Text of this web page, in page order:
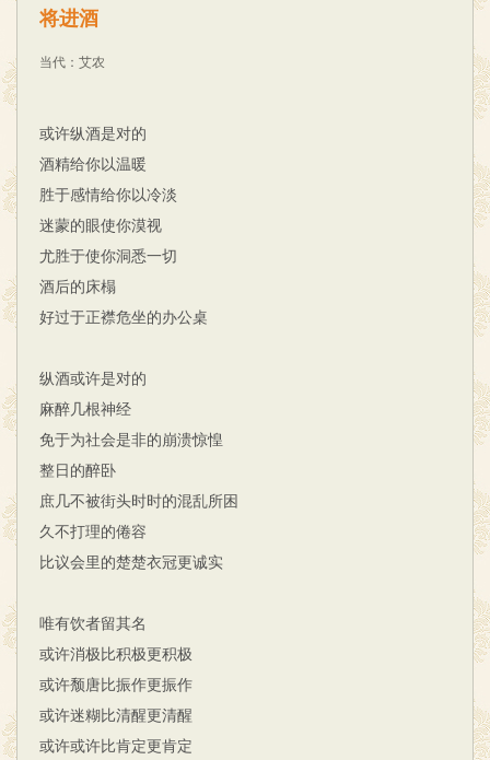
将进酒
当代 ： 艾农
或许纵酒是对的
酒精给你以温暖
胜于感情给你以冷淡
迷蒙的眼使你漠视
尤胜于使你洞悉一切
酒后的床榻
好过于正襟危坐的办公桌
纵酒或许是对的
麻醉几根神经
免于为社会是非的崩溃惊惶
整日的醉卧
庶几不被街头时时的混乱所困
久不打理的倦容
比议会里的楚楚衣冠更诚实
唯有饮者留其名
或许消极比积极更积极
或许颓唐比振作更振作
或许迷糊比清醒更清醒
或许或许比肯定更肯定